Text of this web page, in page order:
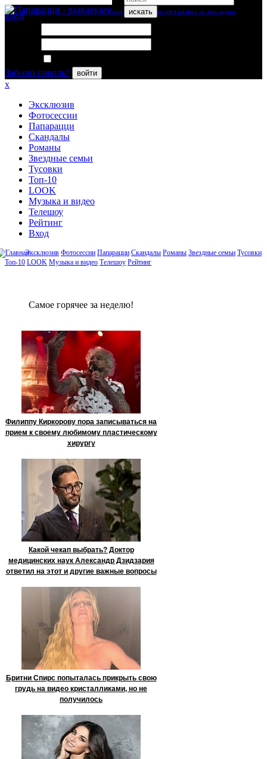
искать
вход
Забыли пароль?
войти
x
Эксклюзив
Фотосессии
Папарацци
Скандалы
Романы
Звездные семьи
Тусовки
Топ-10
LOOK
Музыка и видео
Телешоу
Рейтинг
Вход
Эксклюзив Фотосессии Папарацци Скандалы Романы Звездные семьи Тусовки
Топ-10 LOOK Музыка и видео Телешоу Рейтинг
Сaмое гoрячее за неделю!
Филиппу Киркорову пора записываться на
прием к своему любимому пластическому
хирургу
Какой чекап выбрать? Доктор
медицинских наук Александр Дзидзария
ответил на этот и другие важные вопросы
Бритни Спирс попыталась прикрыть свою
грудь на видео кристалликами, но не
получилось